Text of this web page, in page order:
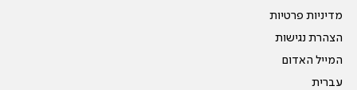
מדיניות פרטיות
הצהרת נגישות
המייל האדום
עברית